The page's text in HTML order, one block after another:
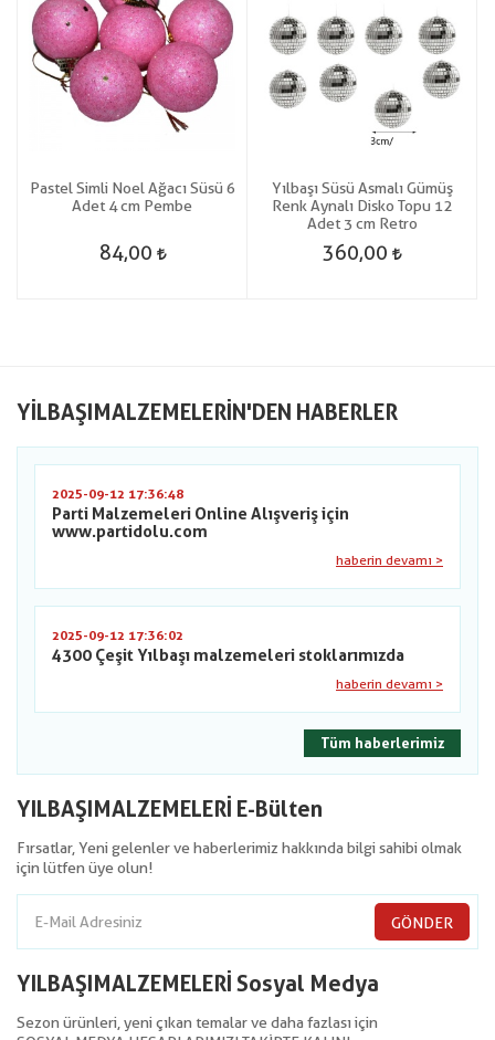
Pastel Simli Noel Ağacı Süsü 6
Adet 4 cm Pembe
84,00
Yılbaşı Süsü Asmalı Gümüş
Renk Aynalı Disko Topu 12
Adet 3 cm Retro
360,00
YILBAŞIMALZEMELERIN'DEN HABERLER
2025-09-12 17:36:48
Parti Malzemeleri Online Alışveriş için
www.partidolu.com
haberin devamı >
2025-09-12 17:36:02
4300 Çeşit Yılbaşı malzemeleri stoklarımızda
haberin devamı >
Tüm haberlerimiz
YILBAŞIMALZEMELERİ E-Bülten
Fırsatlar, Yeni gelenler ve haberlerimiz hakkında bilgi sahibi olmak
için lütfen üye olun!
GÖNDER
YILBAŞIMALZEMELERİ Sosyal Medya
Sezon ürünleri, yeni çıkan temalar ve daha fazlası için